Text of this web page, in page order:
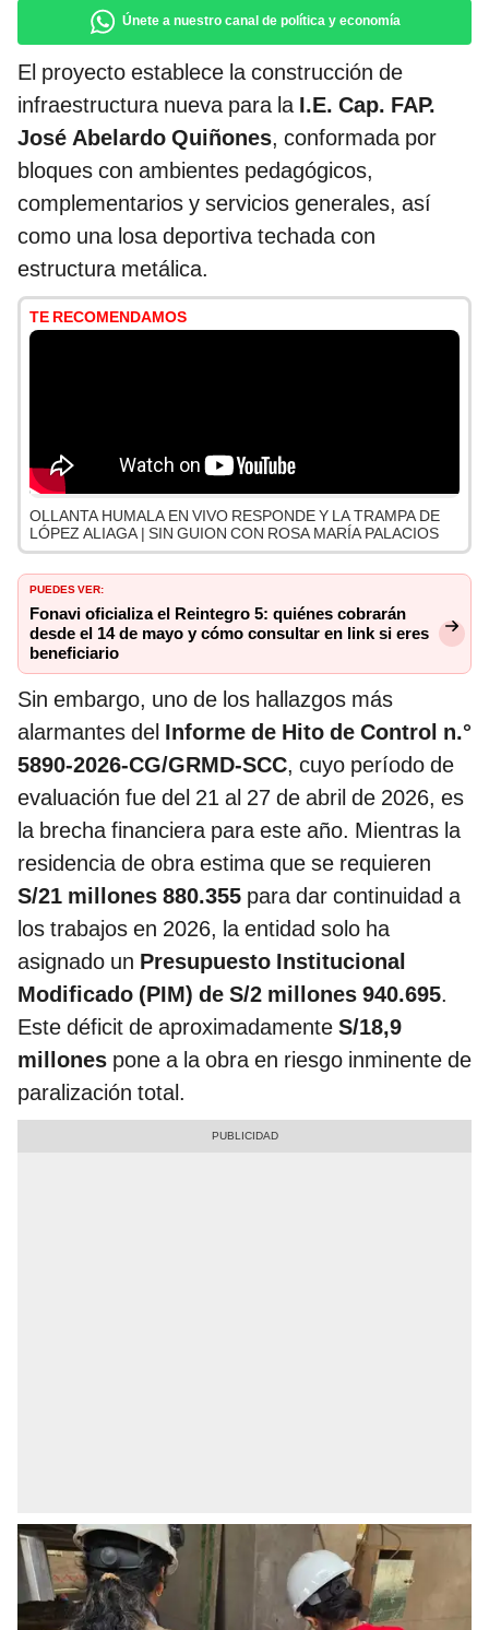
Únete a nuestro canal de política y economía
El proyecto establece la construcción de
infraestructura nueva para la I.E. Cap. FAP.
José Abelardo Quiñones, conformada por
bloques con ambientes pedagógicos,
complementarios y servicios generales, así
como una losa deportiva techada con
estructura metálica.
TE RECOMENDAMOS
OLLANTA HUMALA EN VIVO RESPONDE Y LA TRAMPA DE
LÓPEZ ALIAGA | SIN GUION CON ROSA MARÍA PALACIOS
PUEDES VER:
Fonavi oficializa el Reintegro 5: quiénes cobrarán
desde el 14 de mayo y cómo consultar en link si eres
beneficiario
Sin embargo, uno de los hallazgos más
alarmantes del Informe de Hito de Control n.°
5890-2026-CG/GRMD-SCC, cuyo período de
evaluación fue del 21 al 27 de abril de 2026, es
la brecha financiera para este año. Mientras la
residencia de obra estima que se requieren
S/21 millones 880.355 para dar continuidad a
los trabajos en 2026, la entidad solo ha
asignado un Presupuesto Institucional
Modificado (PIM) de S/2 millones 940.695.
Este déficit de aproximadamente S/18,9
millones pone a la obra en riesgo inminente de
paralización total.